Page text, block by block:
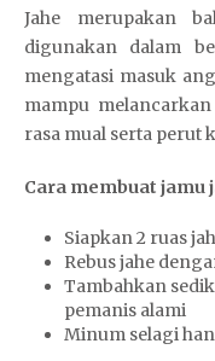
Jahe merupakan
digunakan dalam
mengatasi masuk
mampu
rasa mual serta perut
Cara membuat jamu
Siapkan 2 ruas
Rebus jahe
Tambahkan
pemanis alami
Minum selagi